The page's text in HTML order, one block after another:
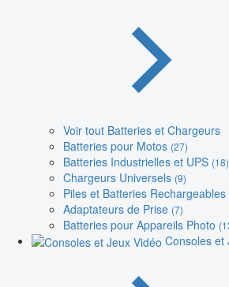
Voir tout Batteries et Chargeurs
Batteries pour Motos (27)
Batteries Industrielles et UPS (18)
Chargeurs Universels (9)
Piles et Batteries Rechargeables
Adaptateurs de Prise (7)
Batteries pour Appareils Photo
Consoles et